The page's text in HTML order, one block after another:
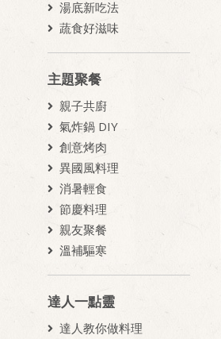
湯底新吃法
蔬食好滋味
主題聚餐
親子共廚
氣炸鍋 DIY
創意烤肉
異國風料理
消暑輕食
節慶料理
親友聚餐
溫補驅寒
達人一點靈
達人教你做料理